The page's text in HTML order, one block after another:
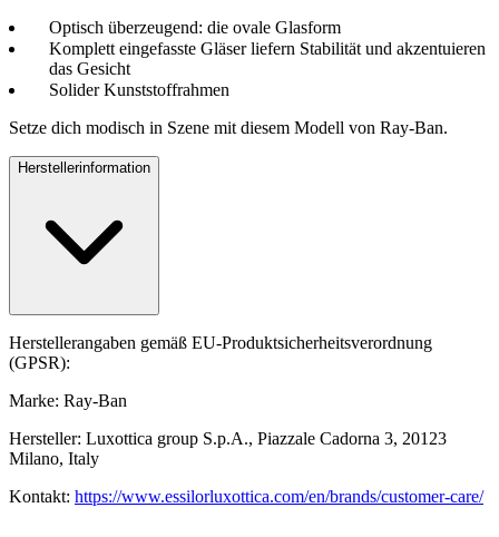
Optisch überzeugend: die ovale Glasform
Komplett eingefasste Gläser liefern Stabilität und akzentuieren
das Gesicht
Solider Kunststoffrahmen
Setze dich modisch in Szene mit diesem Modell von Ray-Ban.
Herstellerinformation
Herstellerangaben gemäß EU-Produktsicherheitsverordnung
(GPSR):
Marke: Ray-Ban
Hersteller: Luxottica group S.p.A., Piazzale Cadorna 3, 20123
Milano, Italy
Kontakt: https://www.essilorluxottica.com/en/brands/customer-care/